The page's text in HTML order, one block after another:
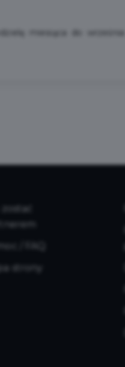
miesiąca do września
zostać
strony